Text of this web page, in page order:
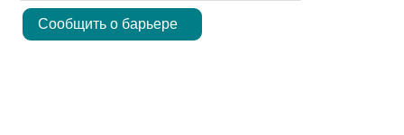
Сообщить о барьере